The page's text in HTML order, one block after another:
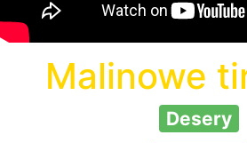
Malinowe
Desery